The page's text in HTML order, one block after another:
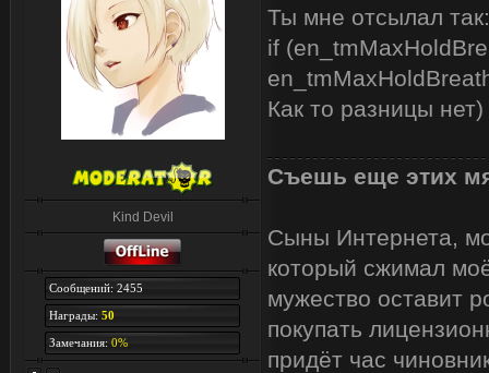
Kind Devil
Сообщений: 2455
Награды: 50
Замечания: 0%
Ты мне отсылал так:
if
Как то разницы нет)
Съешь еще этих
Сыны Интернета,
который сжимал
мужество оставит
покупать
придёт час